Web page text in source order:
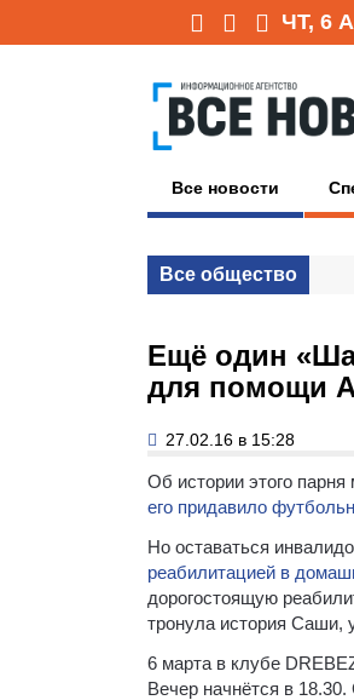
ЧТ, 6
Все новости
Все общество
Ещё один
для помощи
27.02.16 в 15:28
Об истории этого
его придавило
Но оставаться
реабилитацией в
дорогостоящую
тронула история Саши,
6 марта в клубе
Вечер начнётся в